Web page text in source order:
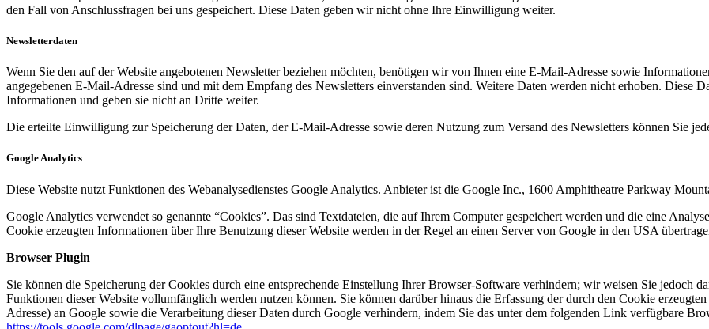
den Fall von Anschlussfragen bei uns gespeichert. Diese Daten geben wir nicht ohne Ihre Einwilligung weiter.
Newsletterdaten
Wenn Sie den auf der Website angebotenen Newsletter beziehen möchten, benötigen wir von Ihnen eine E-Mail-Adresse sowie
angegebenen E-Mail-Adresse sind und mit dem Empfang des Newsletters einverstanden sind. Weitere Daten werden nicht erhoben. Diese
Informationen und geben sie nicht an Dritte weiter.
Die erteilte Einwilligung zur Speicherung der Daten, der E-Mail-Adresse sowie deren Nutzung zum Versand des Newsletters können Sie
Google Analytics
Diese Website nutzt Funktionen des Webanalysedienstes Google Analytics. Anbieter ist die Google Inc., 1600 Amphitheatre Parkway
Google Analytics verwendet so genannte “Cookies”. Das sind Textdateien, die auf Ihrem Computer gespeichert werden und die eine
Cookie erzeugten Informationen über Ihre Benutzung dieser Website werden in der Regel an einen Server von Google in den USA
Browser Plugin
Sie können die Speicherung der Cookies durch eine entsprechende Einstellung Ihrer Browser-Software verhindern; wir weisen Sie jedoch
Funktionen dieser Website vollumfänglich werden nutzen können. Sie können darüber hinaus die Erfassung der durch den Cookie
Adresse) an Google sowie die Verarbeitung dieser Daten durch Google verhindern, indem Sie das unter dem folgenden Link verfügbare